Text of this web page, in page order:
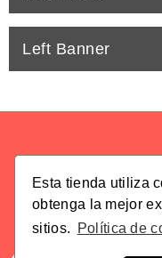
Esta tienda utiliza
obtenga la mejor
sitios.
Política de
Left Banner
Suscríbete